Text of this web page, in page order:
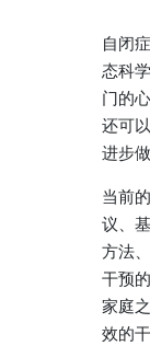
自闭
态科
门的
还可
进步
当前
议、
方法
干预
家庭
效的